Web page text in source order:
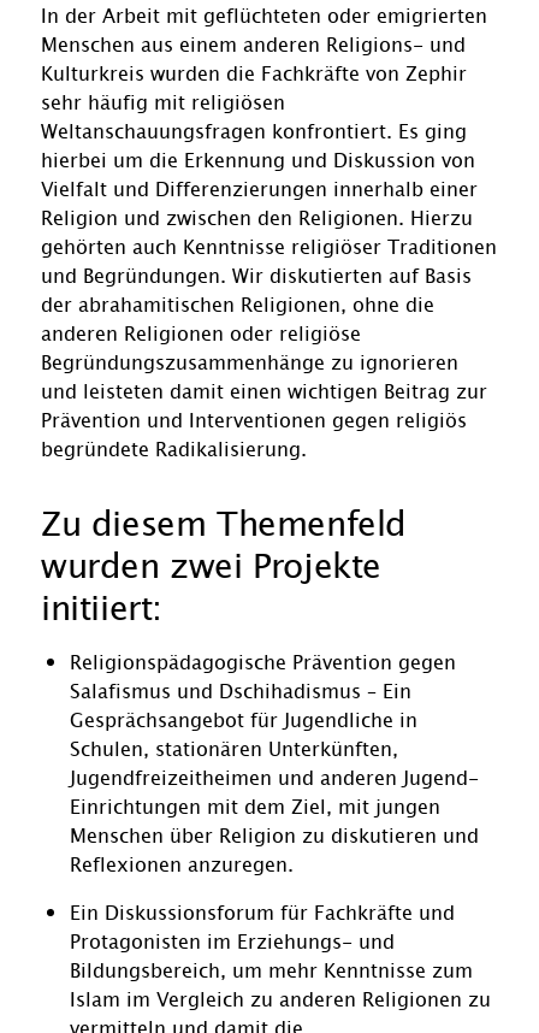
In der Arbeit mit geflüchteten oder emigrierten
Menschen aus einem anderen Religions- und
Kulturkreis wurden die Fachkräfte von Zephir
sehr häufig mit religiösen
Weltanschauungsfragen konfrontiert. Es ging
hierbei um die Erkennung und Diskussion von
Vielfalt und Differenzierungen innerhalb einer
Religion und zwischen den Religionen. Hierzu
gehörten auch Kenntnisse religiöser Traditionen
und Begründungen. Wir diskutierten auf Basis
der abrahamitischen Religionen, ohne die
anderen Religionen oder religiöse
Begründungszusammenhänge zu ignorieren
und leisteten damit einen wichtigen Beitrag zur
Prävention und Interventionen gegen religiös
begründete Radikalisierung.
Zu diesem Themenfeld
wurden zwei Projekte
initiiert:
Religionspädagogische Prävention gegen
Salafismus und Dschihadismus – Ein
Gesprächsangebot für Jugendliche in
Schulen, stationären Unterkünften,
Jugendfreizeitheimen und anderen Jugend-
Einrichtungen mit dem Ziel, mit jungen
Menschen über Religion zu diskutieren und
Reflexionen anzuregen.
Ein Diskussionsforum für Fachkräfte und
Protagonisten im Erziehungs- und
Bildungsbereich, um mehr Kenntnisse zum
Islam im Vergleich zu anderen Religionen zu